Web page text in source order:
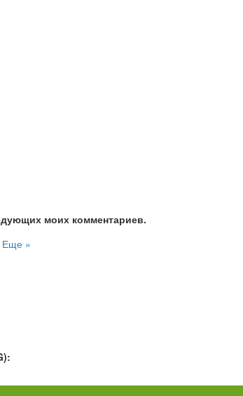
моих комментариев.
Еще »